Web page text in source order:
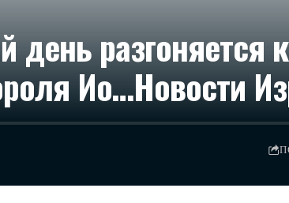
разгоняется
Ио…​Новости